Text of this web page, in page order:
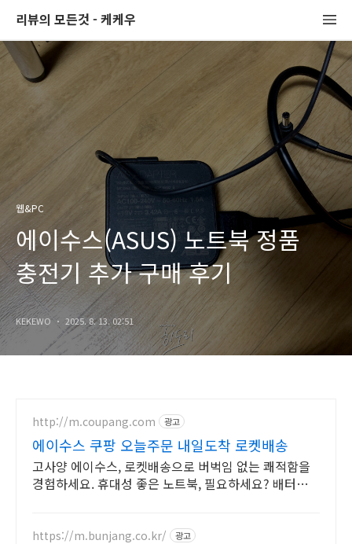
리뷰의 모든것 - 케케우
웹&PC
에이수스(ASUS) 노트북 정품
충전기 추가 구매 후기
KEKEWO 2025. 8. 13. 02:51
http://m.coupang.com 광고
에이수스 쿠팡 오늘주문 내일도착 로켓배송
고사양 에이수스, 로켓배송으로 버벅임 없는 쾌적함을
경험하세요. 휴대성 좋은 노트북, 필요하세요? 배터리
https://m.bunjang.co.kr/ 광고